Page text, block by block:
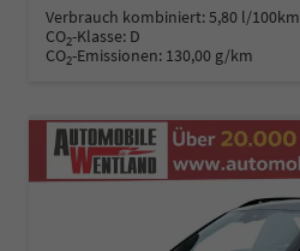
Verbrauch kombiniert:5,80 l/100km
CO2-Klasse: D
CO2-Emissionen: 130,00 g/km